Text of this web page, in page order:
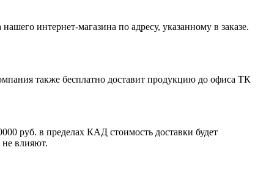
интернет-магазина по адресу, указанному в заказе.
также бесплатно доставит продукцию до офиса ТК
руб. в пределах КАД стоимость доставки будет
не влияют.